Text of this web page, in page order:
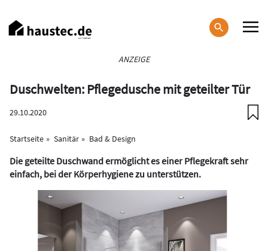
zum
Inhalt
ANZEIGE
Duschwelten: Pflegedusche mit geteilter Tür
29.10.2020
Startseite Sanitär Bad & Design
Die geteilte Duschwand ermöglicht es einer Pflegekraft sehr
einfach, bei der Körperhygiene zu unterstützen.